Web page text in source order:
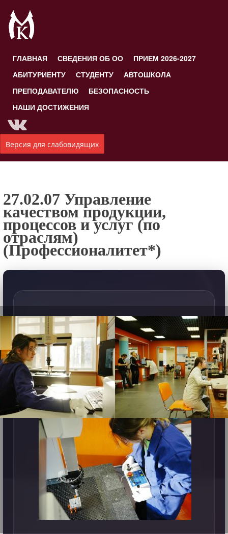
ГЛАВНАЯ СВЕДЕНИЯ ОБ ОО
ПРИЕМ 2026-2027
АБИТУРИЕНТУ
СТУДЕНТУ
АВТОШКОЛА
ПРЕПОДАВАТЕЛЮ
БЕЗОПАСНОСТЬ
НАШИ ДОСТИЖЕНИЯ
Версия для слабовидящих
27.02.07 Управление
качеством продукции,
процессов и услуг (по
отраслям)
(Профессионалитет*)